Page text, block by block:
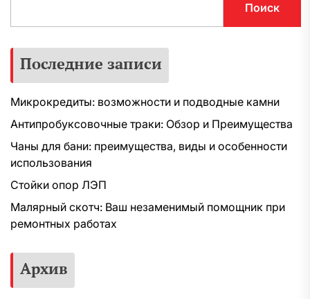
Поиск
Последние записи
Микрокредиты: возможности и подводные камни
Антипробуксовочные траки: Обзор и Преимущества
Чаны для бани: преимущества, виды и особенности
использования
Стойки опор ЛЭП
Малярный скотч: Ваш незаменимый помощник при
ремонтных работах
Архив